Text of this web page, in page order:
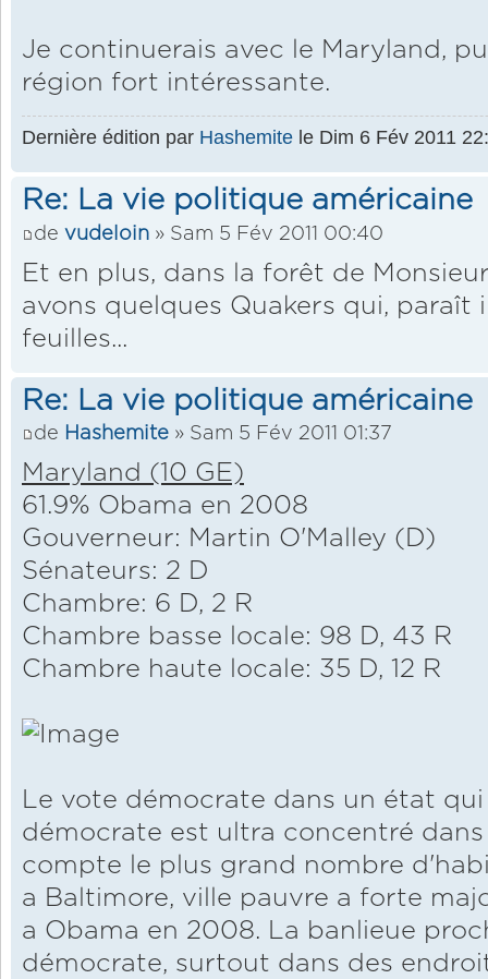
Je continuerais avec le Maryland,
région fort intéressante.
Dernière édition par Hashemite le Dim 6 Fév 2011
Re: La vie politique américaine
de vudeloin » Sam 5 Fév 2011 00:40
Et en plus, dans la forêt de
avons quelques Quakers qui,
feuilles...
Re: La vie politique américaine
de Hashemite » Sam 5 Fév 2011 01:37
Maryland (10 GE)
61.9% Obama en 2008
Gouverneur: Martin O'Malley (D)
Sénateurs: 2 D
Chambre: 6 D, 2 R
Chambre basse locale: 98 D, 43 R
Chambre haute locale: 35 D, 12 R
Le vote démocrate dans un état
démocrate est ultra concentré
compte le plus grand nombre
a Baltimore, ville pauvre a forte
a Obama en 2008. La banlieue
démocrate, surtout dans des